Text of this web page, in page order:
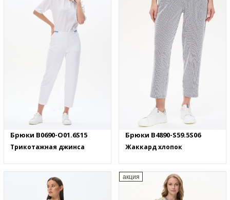
Брюки B0690-O01.6S15
Трикотажная джинса
Брюки B4890-S59.5S06
Жаккард хлопок
акция